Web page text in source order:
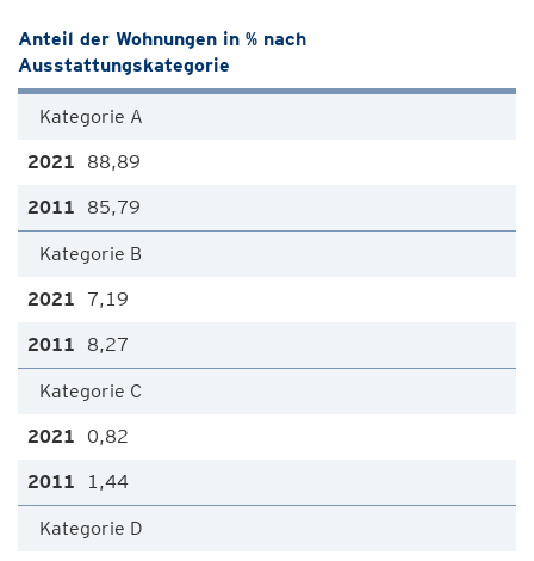
Anteil der Wohnungen in % nach
Ausstattungskategorie
Kategorie A
88,89
85,79
Kategorie B
7,19
8,27
Kategorie C
0,82
1,44
Kategorie D